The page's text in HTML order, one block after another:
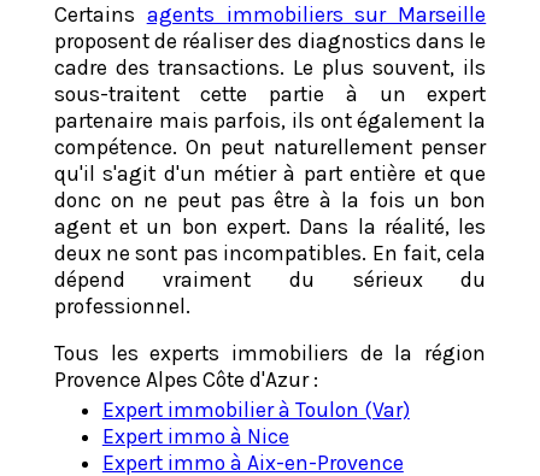
Certains agents immobiliers sur Marseille
proposent de réaliser des diagnostics dans le
cadre des transactions. Le plus souvent, ils
sous-traitent cette partie à un expert
partenaire mais parfois, ils ont également la
compétence. On peut naturellement penser
qu'il s'agit d'un métier à part entière et que
donc on ne peut pas être à la fois un bon
agent et un bon expert. Dans la réalité, les
deux ne sont pas incompatibles. En fait, cela
dépend vraiment du sérieux du
professionnel.
Tous les experts immobiliers de la région
Provence Alpes Côte d'Azur :
Expert immobilier à Toulon (Var)
Expert immo à Nice
Expert immo à Aix-en-Provence